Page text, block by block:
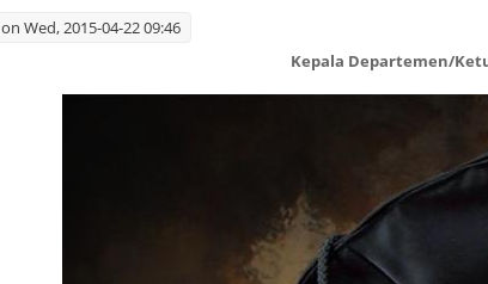
on Wed, 2015-04-22 09:46
Kepala Departemen/